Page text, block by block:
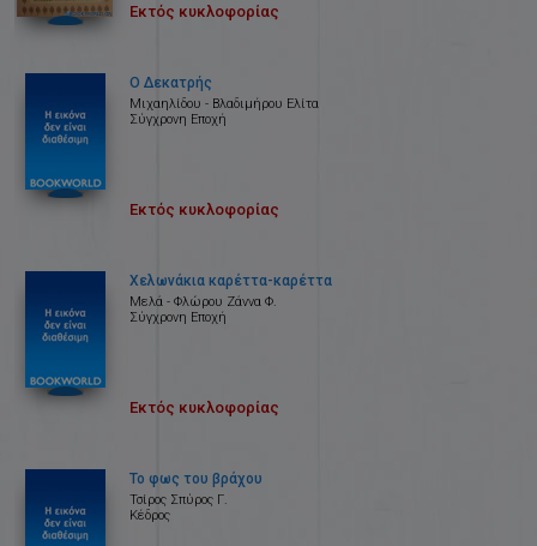
Εκτός κυκλοφορίας
Ο Δεκατρής
Μιχαηλίδου - Βλαδιμήρου Ελίτα
Σύγχρονη Εποχή
Εκτός κυκλοφορίας
Χελωνάκια καρέττα-καρέττα
Μελά - Φλώρου Ζάννα Φ.
Σύγχρονη Εποχή
Εκτός κυκλοφορίας
Το φως του βράχου
Τσίρος Σπύρος Γ.
Κέδρος